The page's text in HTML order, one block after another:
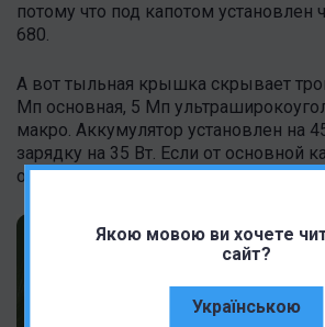
Якою мовою ви хочете
сайт?
Українською
потому что под капотом установлен
680.
А вот тыльная крышка скрывает
Мп основная, 5 Мп
макро. Аккумулятор установлен на
зарядку на 35 Вт. Если от основной
ожидать хороших результатов, то от